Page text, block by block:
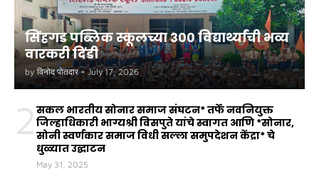
सिंहगड पब्लिक स्कूलच्या ३०० विद्यार्थ्यांची भव्य
वारकरी दिंडी
by विनोद पोतदार • July 17, 2026
2 सकल भारतीय सोनार समाज संघटन* तर्फे नवनियुक्त
जिल्हाधिकारी भाग्यश्री विसपुते यांचे स्वागत आणि *सोनार,
सोनी स्वर्णकार समाज विधी सल्ला समुपदेशन केंद्रा* चे
धुळ्यात उद्घाटन
May 31, 2025